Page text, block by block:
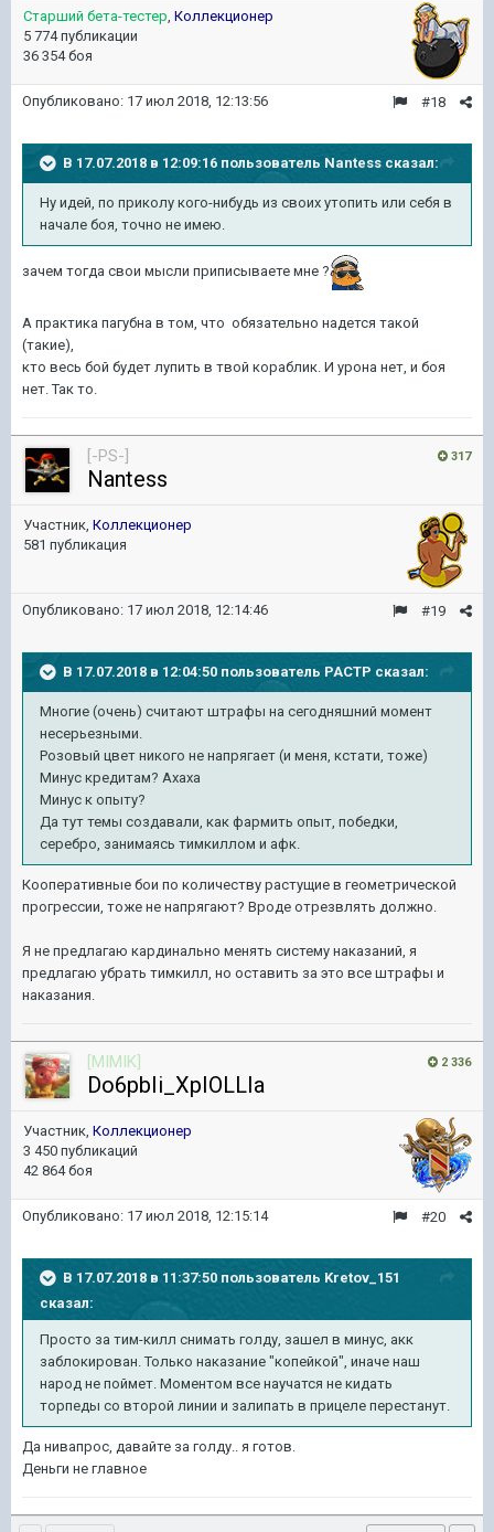
Старший бета-тестер, Коллекционер
5 774 публикации
36 354 боя
#18
Опубликовано: 17 июл 2018, 12:13:56
В 17.07.2018 в 12:09:16 пользователь Nantess сказал:
Ну идей, по приколу кого-нибудь из своих утопить или себя в
начале боя, точно не имею.
зачем тогда свои мысли приписываете мне ?
А практика пагубна в том, что обязательно надется такой
(такие),
кто весь бой будет лупить в твой кораблик. И урона нет, и боя
нет. Так то.
317
[-PS-]
Nantess
Участник, Коллекционер
581 публикация
#19
Опубликовано: 17 июл 2018, 12:14:46
В 17.07.2018 в 12:04:50 пользователь PACTP сказал:
Многие (очень) считают штрафы на сегодняшний момент
несерьезными.
Розовый цвет никого не напрягает (и меня, кстати, тоже)
Минус кредитам? Ахаха
Минус к опыту?
Да тут темы создавали, как фармить опыт, победки,
серебро, занимаясь тимкиллом и афк.
Кооперативные бои по количеству растущие в геометрической
прогрессии, тоже не напрягают? Вроде отрезвлять должно.
Я не предлагаю кардинально менять систему наказаний, я
предлагаю убрать тимкилл, но оставить за это все штрафы и
наказания.
2 336
[MIMIK]
Do6pbIi_XpIOLLIa
Участник, Коллекционер
3 450 публикаций
42 864 боя
#20
Опубликовано: 17 июл 2018, 12:15:14
В 17.07.2018 в 11:37:50 пользователь Kretov_151
сказал:
Просто за тим-килл снимать голду, зашел в минус, акк
заблокирован. Только наказание "копейкой", иначе наш
народ не поймет. Моментом все научатся не кидать
торпеды со второй линии и залипать в прицеле перестанут.
Да нивапрос, давайте за голду.. я готов.
Деньги не главное